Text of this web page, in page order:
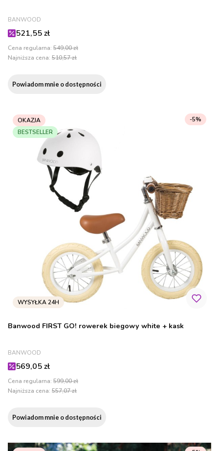
PRODUCENT
BANWOOD
Cena promocyjna
521,55 zł
Cena regularna: 549,00 zł
Najniższa cena: 510,57 zł
Powiadom mnie o dostępności
OKAZJA
BESTSELLER
Banwood FIRST GO! rowerek biegowy white + kask
PRODUCENT
BANWOOD
Cena promocyjna
569,05 zł
Cena regularna: 599,00 zł
-5%
Najniższa cena: 557,07 zł
Powiadom mnie o dostępności